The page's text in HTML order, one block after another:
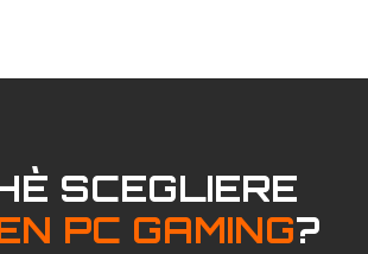
SCEGLIERE
PC GAMING?